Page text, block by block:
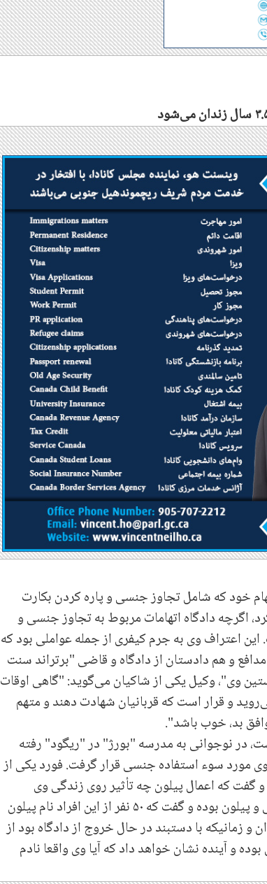
در دره "ویلفیلد"، به ۱۲ مورد از ۲۶ مورد اتهام خود که شامل تجاوز جنسی و پاره کردن بکارت
اگرچه دادگاه اتهامات مربوط به تجاوز جنسی و
اعتراف وی به جرم کیفری از جمله عواملی بود که
و هم دادستان از دادگاه و قاضی "برتراند سنت
وی"، وکیل یکی از شاکیان می‌گوید: "گاهی اوقات
و قرار است که قربانیان شهادت دهند و متهم
بد، خوب باشد".
از بومیان که اکنون یک افسر پلیس ۵۲ ساله است، در نوجوانی به مدرسه "بورژ" در "ریگود" رفته
سرپرستش بود و وی مورد سوء استفاده جنسی قرار گرفت. فورد یکی از
گفت که اعمال پیلون چه تأثیر روی زندگی وی
گذاشته است. فورد تنها یکی از ۳۵۰ قربانی روحانیون مسیحی و پیلون بوده و گفت که ۵۰ نفر از این افراد نام پیلون
و زمانیکه با دستبند در حال خروج از دادگاه بود از
و آینده نشان خواهد داد که آیا وی واقعا نادم